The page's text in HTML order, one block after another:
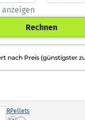
Rechnen
nach Preis (günstigster
RPellets